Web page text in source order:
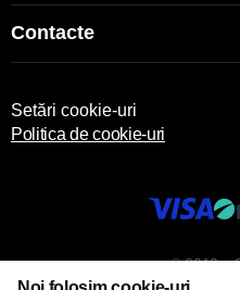
Contacte
Setări cookie-uri
Politica de cookie-uri
© 2013 –